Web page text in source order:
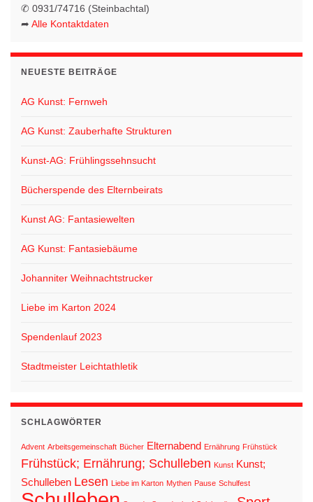
✆ 0931/74716 (Steinbachtal)
➦ Alle Kontaktdaten
NEUESTE BEITRÄGE
AG Kunst: Fernweh
AG Kunst: Zauberhafte Strukturen
Kunst-AG: Frühlingssehnsucht
Bücherspende des Elternbeirats
Kunst AG: Fantasiewelten
AG Kunst: Fantasiebäume
Johanniter Weihnachtstrucker
Liebe im Karton 2024
Spendenlauf 2023
Stadtmeister Leichtathletik
SCHLAGWÖRTER
Advent Arbeitsgemeinschaft Bücher Elternabend Ernährung Frühstück
Frühstück; Ernährung; Schulleben Kunst Kunst;
Schulleben Lesen Liebe im Karton Mythen Pause Schulfest